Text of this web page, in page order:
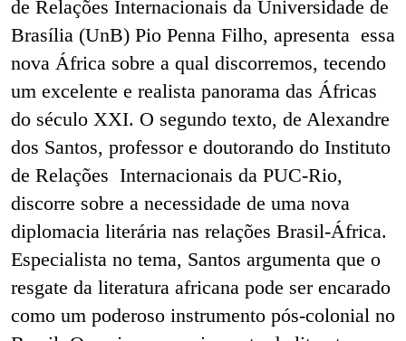
de Relações Internacionais da Universidade de
Brasília (UnB) Pio Penna Filho, apresenta essa
nova África sobre a qual discorremos, tecendo
um excelente e realista panorama das Áfricas
do século XXI. O segundo texto, de Alexandre
dos Santos, professor e doutorando do Instituto
de Relações Internacionais da PUC-Rio,
discorre sobre a necessidade de uma nova
diplomacia literária nas relações Brasil-África.
Especialista no tema, Santos argumenta que o
resgate da literatura africana pode ser encarado
como um poderoso instrumento pós-colonial no